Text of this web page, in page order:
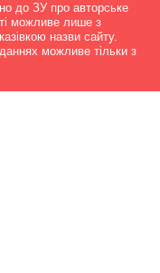
до ЗУ про авторське
можливе лише з
назви сайту.
можливе тільки з